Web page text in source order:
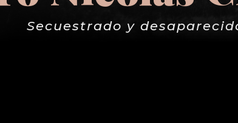
Secuestrado y